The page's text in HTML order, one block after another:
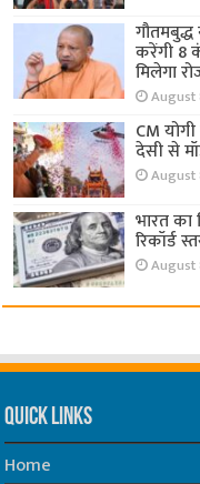
करेंगी 8
मिलेगा
August
CM
देसी से
August
भारत का
रिकॉर्ड
August
Quick Links
Home